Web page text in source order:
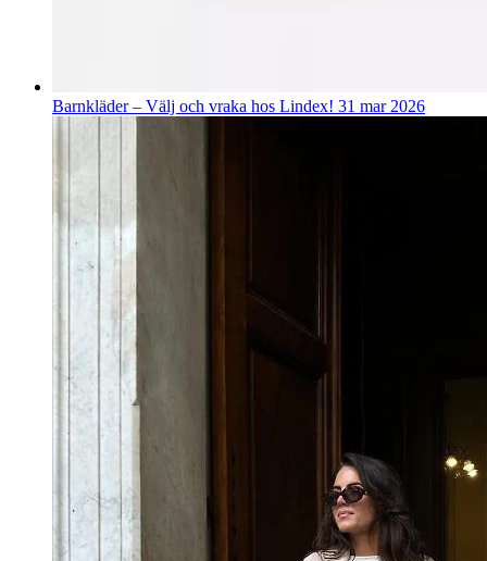
Barnkläder – Välj och vraka hos Lindex! 31 mar 2026